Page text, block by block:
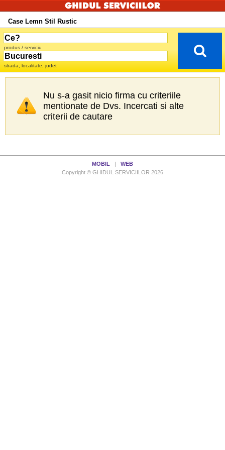
Case Lemn Stil Rustic
produs / serviciu
strada, localitate, judet
Nu s-a gasit nicio firma cu criteriile
mentionate de Dvs. Incercati si alte
criterii de cautare
MOBIL
WEB
Copyright © GHIDUL SERVICIILOR 2026